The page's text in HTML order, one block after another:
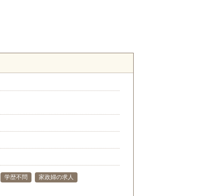
学歴不問 家政婦の求人